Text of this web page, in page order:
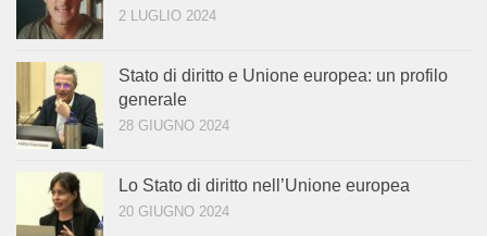
2 LUGLIO 2024
Stato di diritto e Unione europea: un profilo
generale
28 GIUGNO 2024
Lo Stato di diritto nell’Unione europea
20 GIUGNO 2024